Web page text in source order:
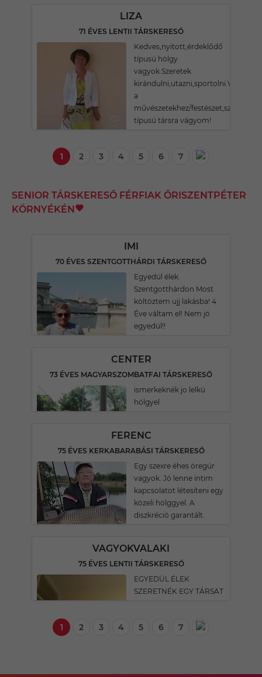
LIZA
71 ÉVES LENTII TÁRSKERESŐ
Kedves,nyitott,érdeklődő
típusú hölgy
vagyok.Szeretek
a
művészetekhez/
típusú társra vágyom!
1 2 3 4 5 6 7
SENIOR TÁRSKERESŐ FÉRFIAK ŐRISZENTPÉTER
KÖRNYÉKÉN
IMI
70 ÉVES SZENTGOTTHÁRDI TÁRSKERESŐ
Egyedül élek.
Szentgotthárdon Most
költöztem ujj lakásba! 4
Éve váltam el! Nem jó
egyedül!!
CENTER
73 ÉVES MAGYARSZOMBATFAI TÁRSKERESŐ
ismerkeknék jo lelkü
hölgyel
FERENC
75 ÉVES KERKABARABÁSI TÁRSKERESŐ
Egy szexre éhes öregúr
vagyok. Jó lenne intim
kapcsolatot létesíteni egy
közeli hölggyel. A
diszkréció garantált.
VAGYOKVALAKI
75 ÉVES LENTII TÁRSKERESŐ
EGYEDÜL ÉLEK
SZERETNÉK EGY TÁRSAT
1 2 3 4 5 6 7